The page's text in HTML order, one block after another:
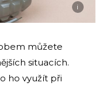
i
můžete
situacích.
ho využít při